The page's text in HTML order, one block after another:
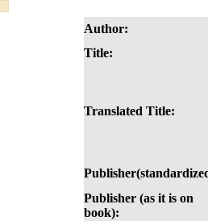
Author:
Title:
Translated Title:
Publisher (as it is on
book):